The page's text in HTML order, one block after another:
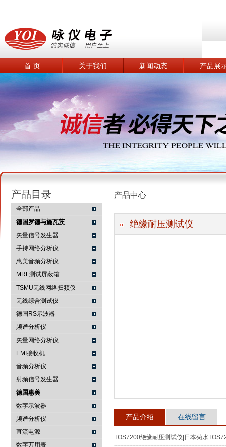
首 页 关于我们 新闻动态 产品展
产品目录
全部产品
德国罗德与施瓦茨
矢量信号发生器
手持网络分析仪
惠美音频分析仪
MRF测试屏蔽箱
TSMU无线网络扫频仪
无线综合测试仪
德国RS示波器
频谱分析仪
矢量网络分析仪
EMI接收机
音频分析仪
射频信号发生器
德国惠美
数字示波器
频谱分析仪
直流电源
数字万用表
产品中心
绝缘耐压测试仪
产品介绍 在线留言
TOS7200绝缘耐压测试仪|日本菊水